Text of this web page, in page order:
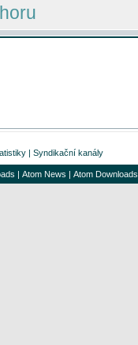
| Syndikační kanály
| Atom News | Atom Downloads